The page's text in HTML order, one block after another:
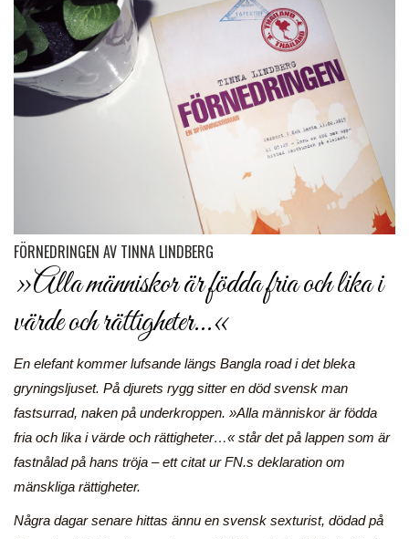
FÖRNEDRINGEN AV TINNA LINDBERG
»Alla människor är födda fria och lika i
värde och rättigheter…«
En elefant kommer lufsande längs Bangla road i det bleka
gryningsljuset. På djurets rygg sitter en död svensk man
fastsurrad, naken på underkroppen. »Alla människor är födda
fria och lika i värde och rättigheter…« står det på lappen som är
fastnålad på hans tröja – ett citat ur FN.s deklaration om
mänskliga rättigheter.
Några dagar senare hittas ännu en svensk sexturist, dödad på